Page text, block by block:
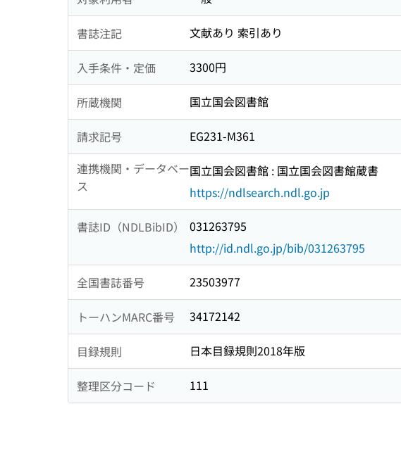
書誌注記 文献あり 索引あり
入手条件・定価 3300円
所蔵機関 国立国会図書館
請求記号
EG231-M361
連携機関・データベー
ス
国立国会図書館 : 国立国会図書館蔵書
https://ndlsearch.ndl.go.jp
書誌ID（NDLBibID）
031263795
http://id.ndl.go.jp/bib/031263795
全国書誌番号 23503977
トーハンMARC番号 34172142
目録規則 日本目録規則2018年版
整理区分コード 111